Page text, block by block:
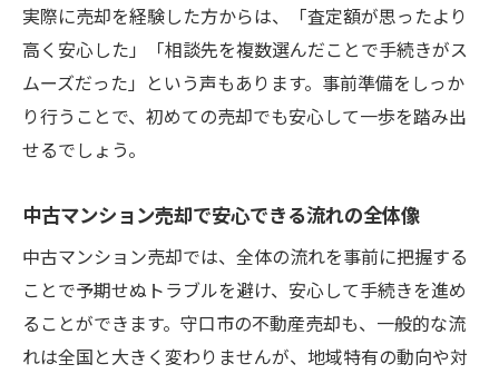
実際に売却を経験した方からは、「査定額が思ったより
高く安心した」「相談先を複数選んだことで手続きがス
ムーズだった」という声もあります。事前準備をしっか
り行うことで、初めての売却でも安心して一歩を踏み出
せるでしょう。
中古マンション売却で安心できる流れの全体像
中古マンション売却では、全体の流れを事前に把握する
ことで予期せぬトラブルを避け、安心して手続きを進め
ることができます。守口市の不動産売却も、一般的な流
れは全国と大きく変わりませんが、地域特有の動向や対